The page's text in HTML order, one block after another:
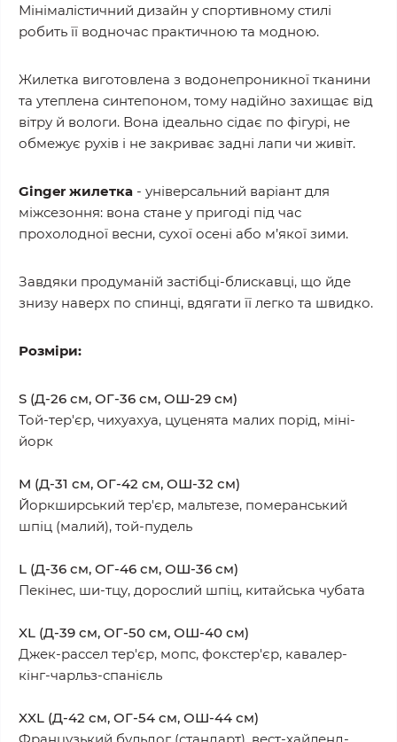
Мінімалістичний дизайн у спортивному стилі
робить її водночас практичною та модною.
Жилетка виготовлена з водонепроникної тканини
та утеплена синтепоном, тому надійно захищає від
вітру й вологи. Вона ідеально сідає по фігурі, не
обмежує рухів і не закриває задні лапи чи живіт.
Ginger жилетка - універсальний варіант для
міжсезоння: вона стане у пригоді під час
прохолодної весни, сухої осені або м’якої зими.
Завдяки продуманій застібці-блискавці, що йде
знизу наверх по спинці, вдягати її легко та швидко.
Розміри:
S (Д-26 см, ОГ-36 см, ОШ-29 см)
Той-тер'єр, чихуахуа, цуценята малих порід, міні-
йорк
M (Д-31 см, ОГ-42 см, ОШ-32 см)
Йоркширський тер'єр, мальтезе, померанський
шпіц (малий), той-пудель
L (Д-36 см, ОГ-46 см, ОШ-36 см)
Пекінес, ши-тцу, дорослий шпіц, китайська чубата
XL (Д-39 см, ОГ-50 см, ОШ-40 см)
Джек-рассел тер'єр, мопс, фокстер'єр, кавалер-
кінг-чарльз-спанієль
XXL (Д-42 см, ОГ-54 см, ОШ-44 см)